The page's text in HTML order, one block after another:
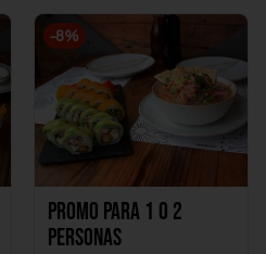
1Katzu de Camaron
-8%
Promo Para 1 o 2
personas